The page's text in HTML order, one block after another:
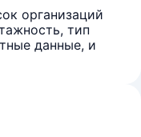
организаций
тип
данные, и